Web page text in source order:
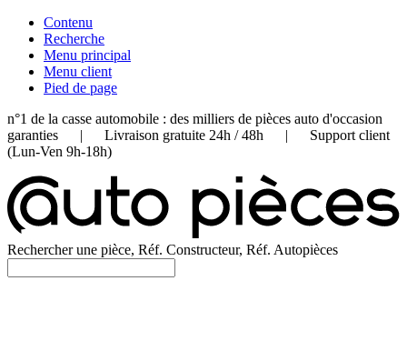
Contenu
Recherche
Menu principal
Menu client
Pied de page
n°1 de la casse automobile : des milliers de pièces auto d'occasion
garanties | Livraison gratuite 24h / 48h | Support client
(Lun-Ven 9h-18h)
Rechercher une pièce, Réf. Constructeur, Réf. Autopièces